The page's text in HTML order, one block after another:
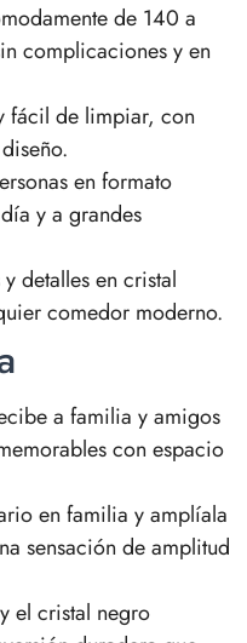
de 140 a
complicaciones y en
fácil de limpiar, con
en formato
y a grandes
detalles en cristal
comedor moderno.
a familia y amigos
con espacio
en familia y amplíala
sensación de amplitud
el cristal negro